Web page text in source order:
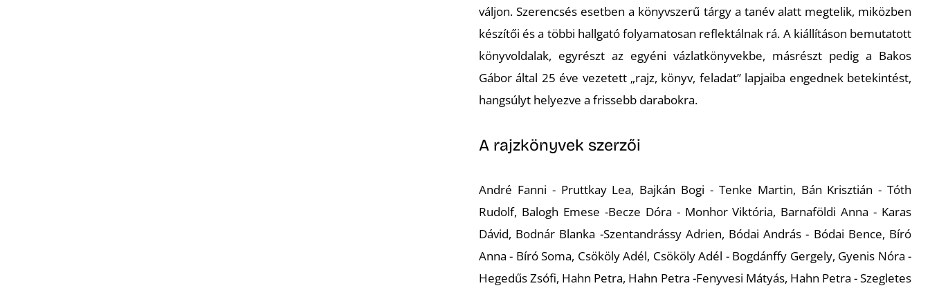
váljon. Szerencsés esetben a könyvszerű tárgy a tanév alatt megtelik, miközben
készítői és a többi hallgató folyamatosan reflektálnak rá. A kiállításon bemutatott
könyvoldalak, egyrészt az egyéni vázlatkönyvekbe, másrészt pedig a Bakos
Gábor által 25 éve vezetett „rajz, könyv, feladat” lapjaiba engednek betekintést,
hangsúlyt helyezve a frissebb darabokra.
A rajzkönyvek szerzői
André Fanni - Pruttkay Lea, Bajkán Bogi - Tenke Martin, Bán Krisztián - Tóth
Rudolf, Balogh Emese -Becze Dóra - Monhor Viktória, Barnaföldi Anna - Karas
Dávid, Bodnár Blanka -Szentandrássy Adrien, Bódai András - Bódai Bence, Bíró
Anna - Bíró Soma, Csököly Adél, Csököly Adél - Bogdánffy Gergely, Gyenis Nóra -
Hegedűs Zsófi, Hahn Petra, Hahn Petra -Fenyvesi Mátyás, Hahn Petra - Szegletes